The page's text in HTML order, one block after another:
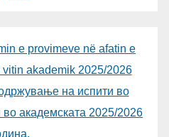
e provimeve në afatin e
akademik 2025/2026
на испити во
во академската 2025/2026